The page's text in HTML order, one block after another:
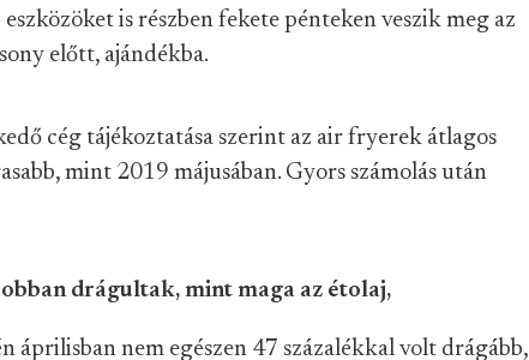
is részben fekete pénteken veszik meg az
előtt, ajándékba.
cég tájékoztatása szerint az air fryerek átlagos
mint 2019 májusában. Gyors számolás után
drágultak, mint maga az étolaj,
áprilisban nem egészen 47 százalékkal volt drágább,